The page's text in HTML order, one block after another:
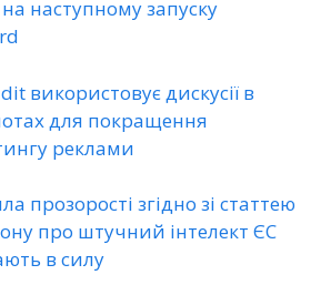
на наступному запуску
використовує дискусії в
для покращення
реклами
прозорості згідно зі статтею
про штучний інтелект ЄС
в силу